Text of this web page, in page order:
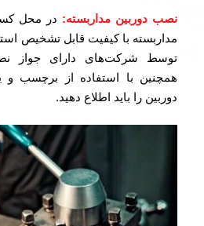
نصب دوربین مداربسته: در محل
مداربسته با کیفیت قابل تشخیص
توسط شرکت‌های دارای جواز
همچنین با استفاده از برچسب و
دوربین را باید اطلاع دهید.